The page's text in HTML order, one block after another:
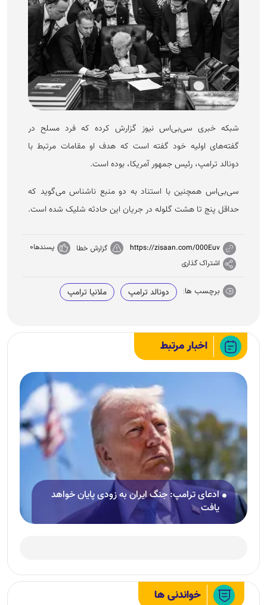
شبکه خبری سی‌بی‌اس نیوز گزارش کرده که فرد مسلح در
گفته‌های اولیه خود گفته است که هدف او مقامات مرتبط با
دونالد ترامپ، رئیس جمهور آمریکا، بوده است.
سی‌بی‌اس همچنین با استناد به دو منبع ناشناس می‌گوید که
حداقل پنج تا هشت گلوله در جریان این حادثه شلیک شده است.
https://zisaan.com/000Euv گزارش خطا پسندها0
اشتراک گذاری
برچسب ها: دونالد ترامپ ملانیا ترامپ
اخبار مرتبط
ادعای ترامپ: جنگ ایران به زودی پایان خواهد
یافت
خواندنی ها